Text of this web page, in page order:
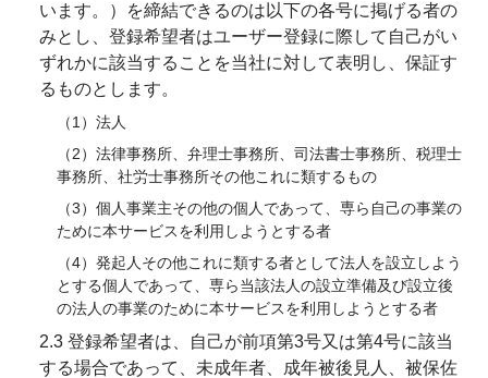
います。）を締結できるのは以下の各号に掲げる者の
みとし、登録希望者はユーザー登録に際して自己がい
ずれかに該当することを当社に対して表明し、保証す
るものとします。
（1）法人
（2）法律事務所、弁理士事務所、司法書士事務所、税理士
事務所、社労士事務所その他これに類するもの
（3）個人事業主その他の個人であって、専ら自己の事業の
ために本サービスを利用しようとする者
（4）発起人その他これに類する者として法人を設立しよう
とする個人であって、専ら当該法人の設立準備及び設立後
の法人の事業のために本サービスを利用しようとする者
2.3 登録希望者は、自己が前項第3号又は第4号に該当
する場合であって、未成年者、成年被後見人、被保佐